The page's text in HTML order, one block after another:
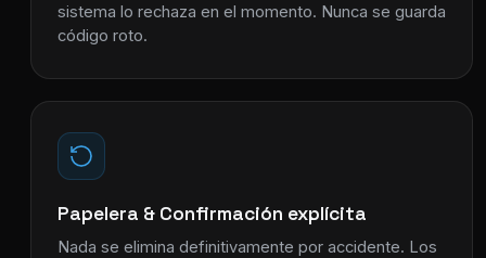
sistema lo rechaza en el momento. Nunca se guarda
código roto.
Papelera & Confirmación explícita
Nada se elimina definitivamente por accidente. Los